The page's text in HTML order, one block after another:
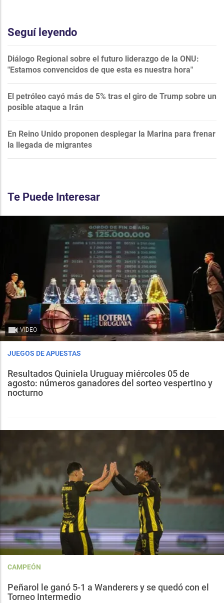
Seguí leyendo
Diálogo Regional sobre el futuro liderazgo de la ONU:
"Estamos convencidos de que esta es nuestra hora"
El petróleo cayó más de 5% tras el giro de Trump sobre un
posible ataque a Irán
En Reino Unido proponen desplegar la Marina para frenar
la llegada de migrantes
Te Puede Interesar
VIDEO
JUEGOS DE APUESTAS
Resultados Quiniela Uruguay miércoles 05 de
agosto: números ganadores del sorteo vespertino y
nocturno
CAMPEÓN
Peñarol le ganó 5-1 a Wanderers y se quedó con el
Torneo Intermedio